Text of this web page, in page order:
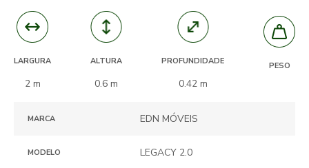
LARGURA
2 m
ALTURA
0.6 m
PROFUNDIDADE
0.42 m
PESO
MARCA EDN MÓVEIS
MODELO LEGACY 2.0